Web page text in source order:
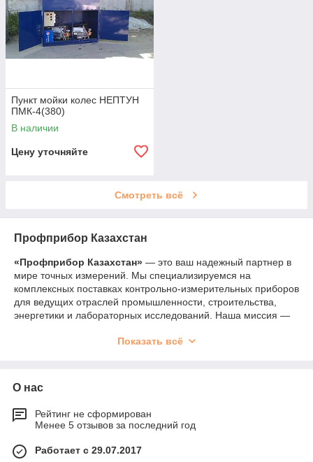
Пункт мойки колес НЕПТУН
ПМК-4(380)
В наличии
Цену уточняйте
Смотреть всё
Профприбор Казахстан
«Профприбор Казахстан» — это ваш надежный партнер в
мире точных измерений. Мы специализируемся на
комплексных поставках контрольно-измерительных приборов
для ведущих отраслей промышленности, строительства,
энергетики и лабораторных исследований. Наша миссия —
точным и надежным оборудованием для контроля,
Мы поставляем широкий спектмент приборов — от
оборудования — и обеспечиваем их полную сервисную
поддержку: от профессиональной консультации и подбора
Показать всё
О нас
Рейтинг не сформирован
Менее 5 отзывов за последний год
Работает с 29.07.2017